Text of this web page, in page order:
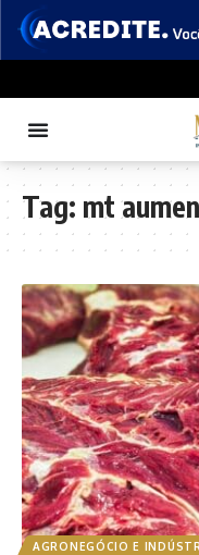
Tag: mt
AGRONEGÓCIO E